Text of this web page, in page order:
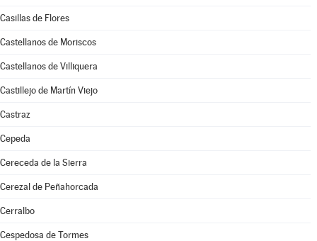
Casillas de Flores
Castellanos de Moriscos
Castellanos de Villiquera
Castillejo de Martín Viejo
Castraz
Cepeda
Cereceda de la Sierra
Cerezal de Peñahorcada
Cerralbo
Cespedosa de Tormes